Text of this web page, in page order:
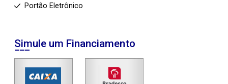
Portão Eletrônico
Simule um Financiamento